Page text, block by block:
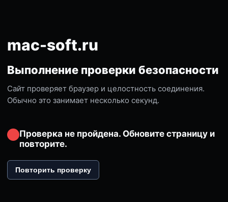
mac-soft.ru
Выполнение проверки безопасности
Сайт проверяет браузер и целостность соединения.
Обычно это занимает несколько секунд.
Проверка не пройдена. Обновите страницу и
повторите.
Повторить проверку